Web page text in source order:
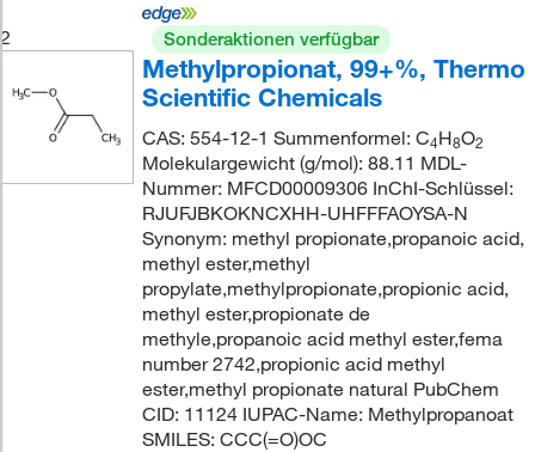
2 Sonderaktionen verfügbar
Methylpropionat, 99+%, Thermo
Scientific Chemicals
CAS: 554-12-1 Summenformel: C4H8O2
Molekulargewicht (g/mol): 88.11 MDL-
Nummer: MFCD00009306 InChI-Schlüssel:
RJUFJBKOKNCXHH-UHFFFAOYSA-N
Synonym: methyl propionate,propanoic acid,
methyl ester,methyl
propylate,methylpropionate,propionic acid,
methyl ester,propionate de
methyle,propanoic acid methyl ester,fema
number 2742,propionic acid methyl
ester,methyl propionate natural PubChem
CID: 11124 IUPAC-Name: Methylpropanoat
SMILES: CCC(=O)OC